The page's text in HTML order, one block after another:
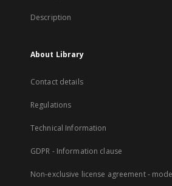
Description
About Library
Contact details
Regulations
Technical Information
GDPR - Information clause
Non-exclusive license agreement -